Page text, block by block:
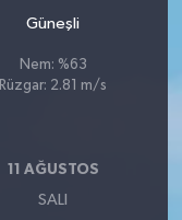
Güneşli
Nem: %63
Rüzgar: 2.81 m/s
11 AĞUSTOS
SALI